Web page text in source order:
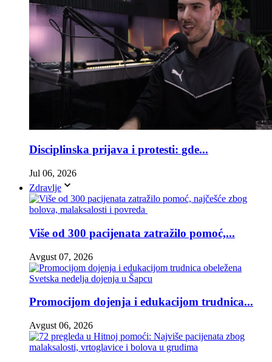
Disciplinska prijava i protesti: gde...
Jul 06, 2026
Zdravlje
Više od 300 pacijenata zatražilo pomoć,...
Avgust 07, 2026
Promocijom dojenja i edukacijom trudnica...
Avgust 06, 2026